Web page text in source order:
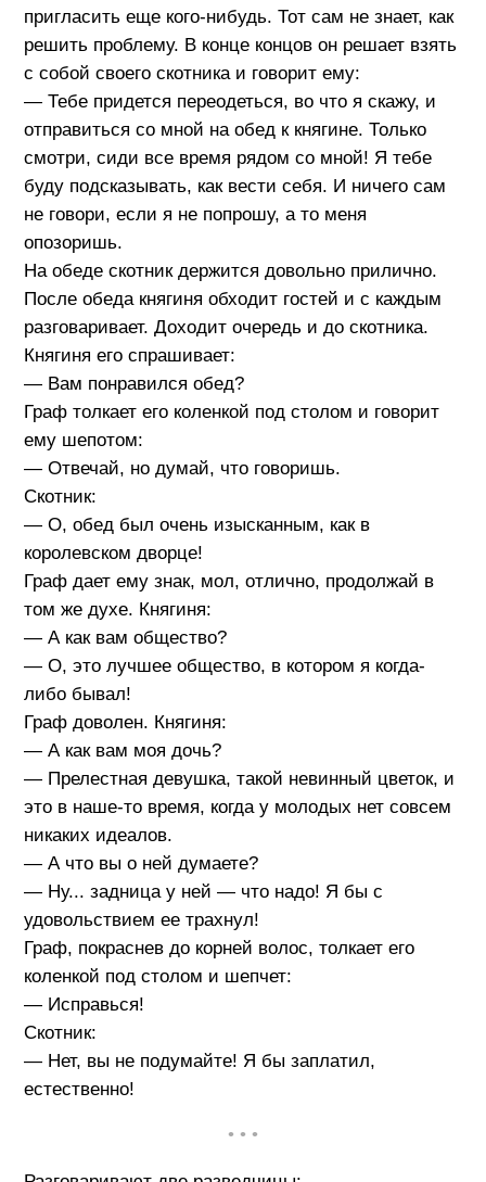
пригласить еще кого-нибудь. Тот сам не знает, как
решить проблему. В конце концов он решает взять
с собой своего скотника и говорит ему:
— Тебе придется переодеться, во что я скажу, и
отправиться со мной на обед к княгине. Только
смотри, сиди все время рядом со мной! Я тебе
буду подсказывать, как вести себя. И ничего сам
не говори, если я не попрошу, а то меня
опозоришь.
На обеде скотник держится довольно прилично.
После обеда княгиня обходит гостей и с каждым
разговаривает. Доходит очередь и до скотника.
Княгиня его спрашивает:
— Вам понравился обед?
Граф толкает его коленкой под столом и говорит
ему шепотом:
— Отвечай, но думай, что говоришь.
Скотник:
— О, обед был очень изысканным, как в
королевском дворце!
Граф дает ему знак, мол, отлично, продолжай в
том же духе. Княгиня:
— А как вам общество?
— О, это лучшее общество, в котором я когда-
либо бывал!
Граф доволен. Княгиня:
— А как вам моя дочь?
— Прелестная девушка, такой невинный цветок, и
это в наше-то время, когда у молодых нет совсем
никаких идеалов.
— А что вы о ней думаете?
— Ну... задница у ней — что надо! Я бы с
удовольствием ее трахнул!
Граф, покраснев до корней волос, толкает его
коленкой под столом и шепчет:
— Исправься!
Скотник:
— Нет, вы не подумайте! Я бы заплатил,
естественно!
• • •